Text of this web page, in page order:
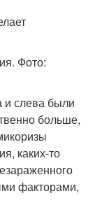
Фото:
и слева были
больше,
каких-то
факторами,